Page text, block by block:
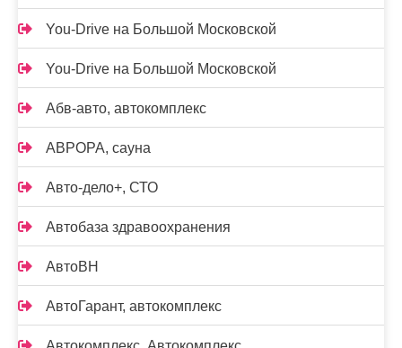
You-Drive на Большой Московской
You-Drive на Большой Московской
Абв-авто, автокомплекс
АВРОРА, сауна
Авто-дело+, СТО
Автобаза здравоохранения
АвтоВН
АвтоГарант, автокомплекс